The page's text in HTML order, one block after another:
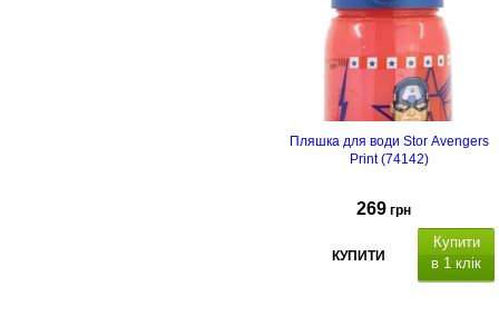
Пляшка для води Stor Avengers
Print (74142)
269 грн
КУПИТИ
Купити
в 1 клік